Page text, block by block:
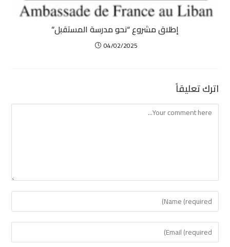
إطلاق مشروع “نحو مدرسة المستقبل”
04/02/2025
اترك تعليقاً